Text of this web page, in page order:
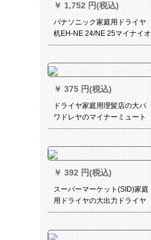
￥ 1,752 円(税込)
パナソニック家庭用ドライヤ
机EH-NE 24/NE 25マイナイオ
ン恒温ドライヤ大出力1800 W
￥ 375 円(税込)
ドライヤ家庭用理髪店の大パ
ワドレヤのマイナーミュート
学生のリトルヤーンは、ブラ
ント】
￥ 392 円(税込)
スーパーマーケット(SID)家庭
用ドライヤの大出力ドライヤ
は、折りたたみ畳式ドライヤ
812を吹くということです。